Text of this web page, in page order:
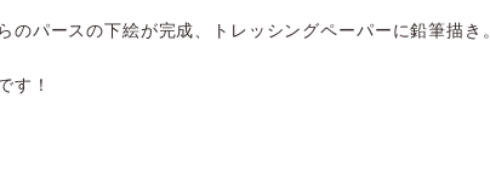
のパースの下絵が完成、トレッシングペーパーに鉛筆描き。
す！